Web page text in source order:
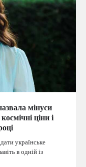
мінуси
ціни і
українське
в одній із